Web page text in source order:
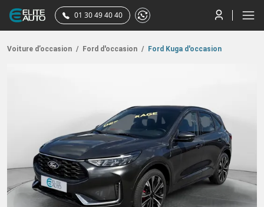
01 30 49 40 40
Voiture d’occasion / Ford d'occasion / Ford Kuga d'occasion